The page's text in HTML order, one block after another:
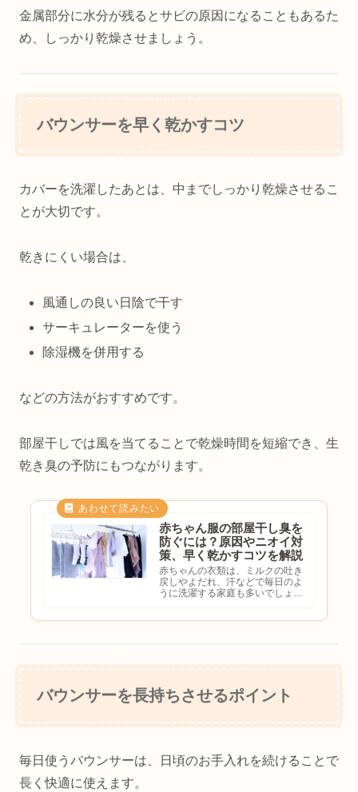
金属部分に水分が残るとサビの原因になることもあるた
め、しっかり乾燥させましょう。
バウンサーを早く乾かすコツ
カバーを洗濯したあとは、中までしっかり乾燥させるこ
とが大切です。
乾きにくい場合は、
風通しの良い日陰で干す
サーキュレーターを使う
除湿機を併用する
などの方法がおすすめです。
部屋干しでは風を当てることで乾燥時間を短縮でき、生
乾き臭の予防にもつながります。
赤ちゃん服の部屋干し臭を
防ぐには？原因やニオイ対
策、早く乾かすコツを解説
赤ちゃんの衣類は、ミルクの吐き
戻しやよだれ、汗などで毎日のよ
うに洗濯する家庭も多いでしょ
バウンサーを長持ちさせるポイント
毎日使うバウンサーは、日頃のお手入れを続けることで
長く快適に使えます。